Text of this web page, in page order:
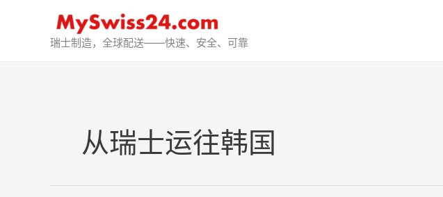
瑞士制造，全球配送——快速、安全、可靠
从瑞士运往韩国